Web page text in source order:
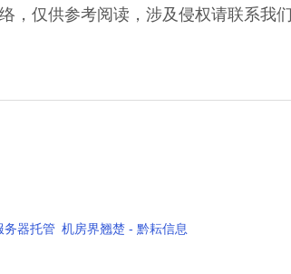
，仅供参考阅读，涉及侵权请联系我
务器托管 机房界翘楚 - 黔耘信息